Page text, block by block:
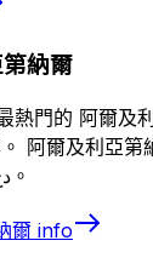
納爾
熱門的 阿爾及
阿爾及利亞第
DZD。 貨幣符號為 دج。
爾 info